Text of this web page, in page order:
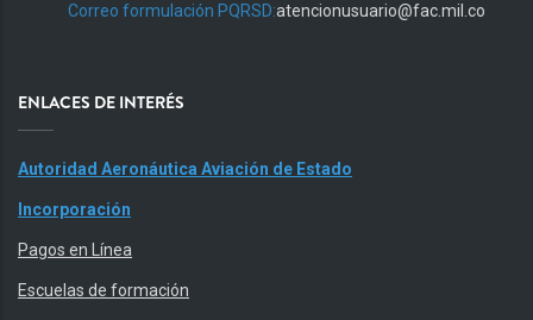
Correo formulación PQRSD:atencionusuario@fac.mil.co
ENLACES DE INTERÉS
Autoridad Aeronáutica Aviación de Estado
Incorporación
Pagos en Línea
Escuelas de formación